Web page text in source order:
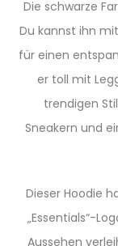
Die schwarze
Du kannst ihn
für einen
er toll mit
trendigen
Sneakern und
Dieser Hoodie
„Essentials“-
Aussehen